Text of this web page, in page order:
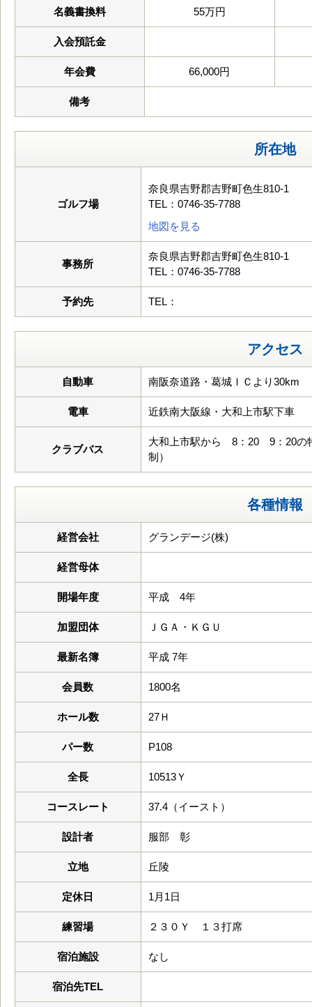
名義書換料 55万円
入会預託金
年会費 66,000円
備考
所在地
ゴルフ場
奈良県吉野郡吉野町色生810-1
TEL：0746-35-7788
地図を見る
事務所
奈良県吉野郡吉野町色生810-1
TEL：0746-35-7788
予約先 TEL：
アクセス
自動車 南阪奈道路・葛城ＩＣより30km
電車 近鉄南大阪線・大和上市駅下車
クラブバス
大和上市駅から 8：20 9：20の
制）
各種情報
経営会社 グランデージ(株)
経営母体
開場年度 平成 4年
加盟団体 ＪＧＡ・ＫＧＵ
最新名簿 平成 7年
会員数 1800名
ホール数 27Ｈ
パー数 P108
全長 10513Ｙ
コースレート 37.4（イースト）
設計者 服部 彰
立地 丘陵
定休日 1月1日
練習場 ２３０Ｙ １３打席
宿泊施設 なし
宿泊先TEL